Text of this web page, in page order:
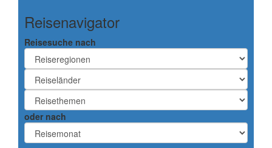
Reisenavigator
Reisesuche nach
oder nach